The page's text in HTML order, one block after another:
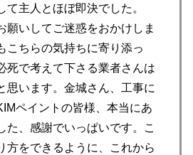
て主人とほぼ即決でした。
願いしてご迷惑をおかけしま
こちらの気持ちに寄り添っ
死で考えて下さる業者さんは
思います。金城さん、工事に
ペイントの皆様、本当にあ
た、感謝でいっぱいです。こ
方をできるように、これから